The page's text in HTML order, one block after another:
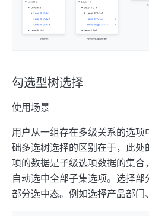
勾选型树选择
使用场景
用户从一组存在多级关系的选
础多选树选择的区别在于，此
项的数据是子级选项数据的集
自动选中全部子集选项。选择
部分选中态。例如选择产品部门